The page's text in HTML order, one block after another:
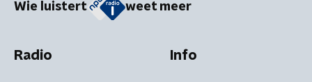
Wie luistert weet meer
Radio Info